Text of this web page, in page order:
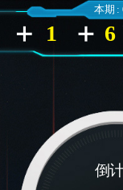
本期 :
1 6
倒